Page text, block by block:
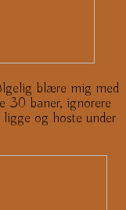
blære mig med
30 baner, ignorere
og hoste under